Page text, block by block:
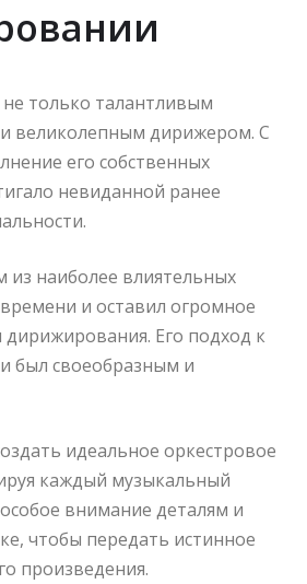
только талантливым
великолепным дирижером. С
его собственных
невиданной ранее
из наиболее влиятельных
и оставил огромное
дирижирования. Его подход к
был своеобразным и
идеальное оркестровое
каждый музыкальный
внимание деталям и
чтобы передать истинное
произведения.